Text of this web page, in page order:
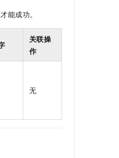
能成功。
关联操
作
无